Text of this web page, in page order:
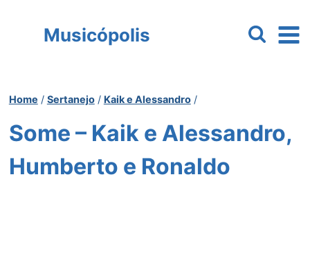
Musicópolis
Home / Sertanejo / Kaik e Alessandro /
Some – Kaik e Alessandro,
Humberto e Ronaldo